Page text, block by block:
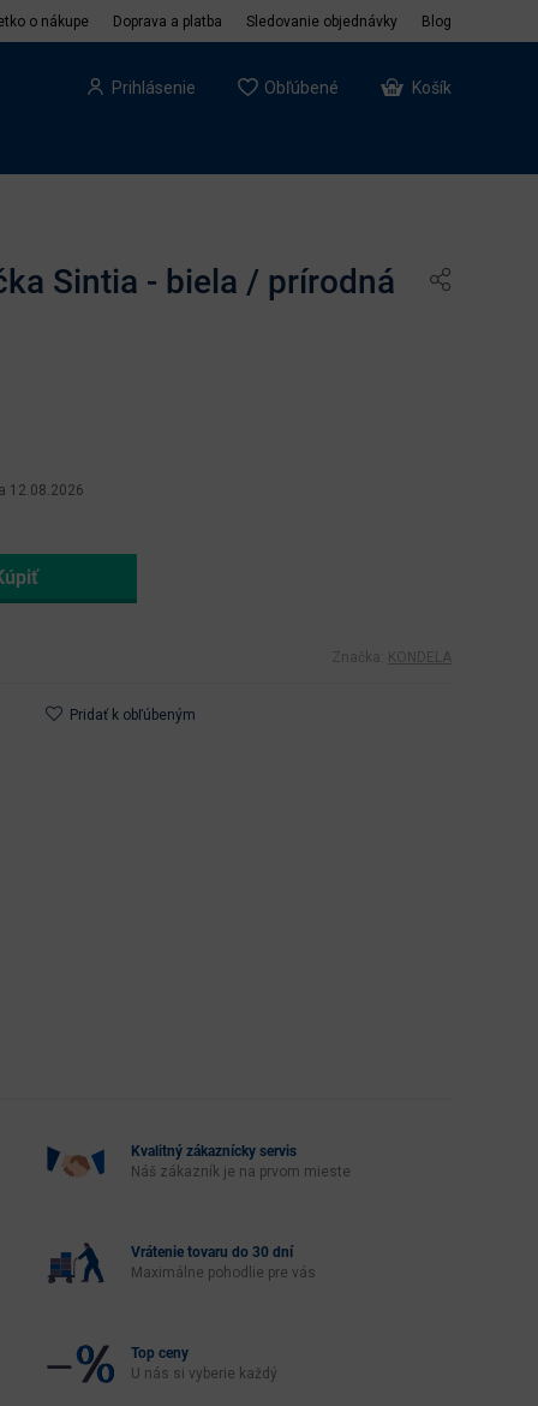
o nákupe Doprava a platba Sledovanie objednávky Blog
Prihlásenie Obľúbené Košík
Sintia - biela / prírodná
12.08.2026
Značka: KONDELA
Pridať k obľúbeným
Kvalitný zákaznícky servis
Náš zákazník je na prvom mieste
Vrátenie tovaru do 30 dní
Maximálne pohodlie pre vás
Top ceny
U nás si vyberie každý